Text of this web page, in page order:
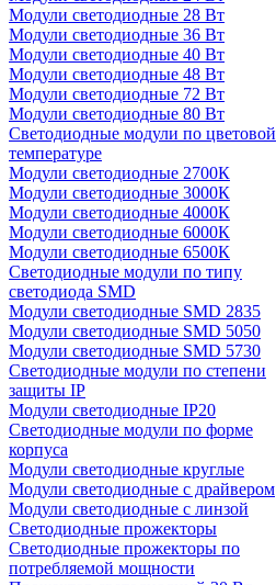
Модули светодиодные 28 Вт
Модули светодиодные 36 Вт
Модули светодиодные 40 Вт
Модули светодиодные 48 Вт
Модули светодиодные 72 Вт
Модули светодиодные 80 Вт
Светодиодные модули по цветовой
температуре
Модули светодиодные 2700К
Модули светодиодные 3000К
Модули светодиодные 4000К
Модули светодиодные 6000К
Модули светодиодные 6500К
Светодиодные модули по типу
светодиода SMD
Модули светодиодные SMD 2835
Модули светодиодные SMD 5050
Модули светодиодные SMD 5730
Светодиодные модули по степени
защиты IP
Модули светодиодные IP20
Светодиодные модули по форме
корпуса
Модули светодиодные круглые
Модули светодиодные с драйвером
Модули светодиодные с линзой
Светодиодные прожекторы
Светодиодные прожекторы по
потребляемой мощности